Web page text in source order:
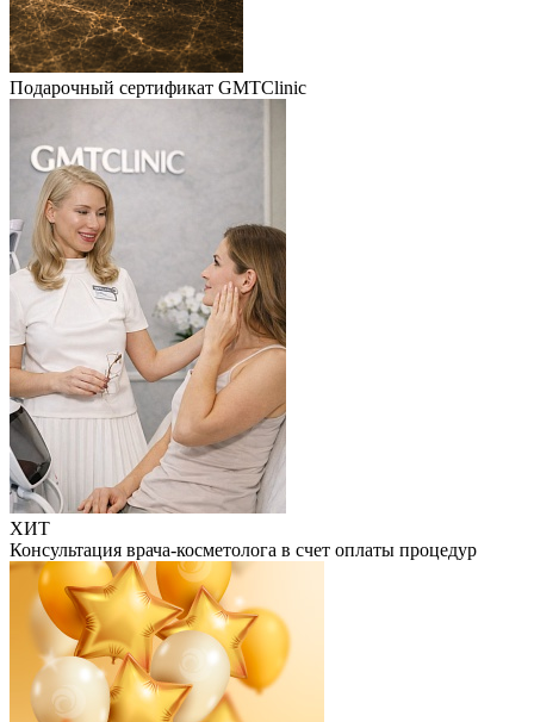
Подарочный сертификат GMTClinic
ХИТ
Консультация врача-косметолога в счет оплаты процедур